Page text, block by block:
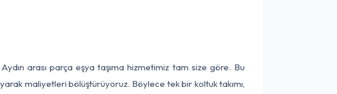
arası parça eşya taşıma hizmetimiz tam size göre. Bu
maliyetleri bölüştürüyoruz. Böylece tek bir koltuk takımı,